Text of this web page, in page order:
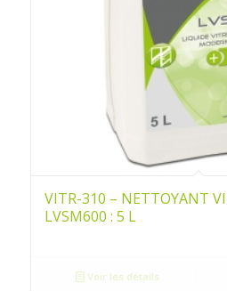
VITR-310 – NETTOYANT
LVSM600 : 5 L
Voir les détails